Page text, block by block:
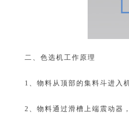
二、色选机工作原理
1、物料从顶部的集料斗进入
2、物料通过滑槽上端震动器